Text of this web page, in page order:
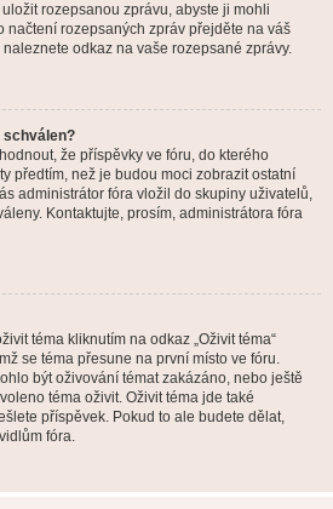
rozepsanou zprávu, abyste ji mohli
načtení rozepsaných zpráv přejděte na váš
naleznete odkaz na vaše rozepsané zprávy.
schválen?
že příspěvky ve fóru, do kterého
předtím, než je budou moci zobrazit ostatní
administrátor fóra vložil do skupiny uživatelů,
Kontaktujte, prosím, administrátora fóra
téma kliknutím na odkaz „Oživit téma“
se téma přesune na první místo ve fóru.
být oživování témat zakázáno, nebo ještě
téma oživit. Oživit téma jde také
příspěvek. Pokud to ale budete dělat,
fóra.